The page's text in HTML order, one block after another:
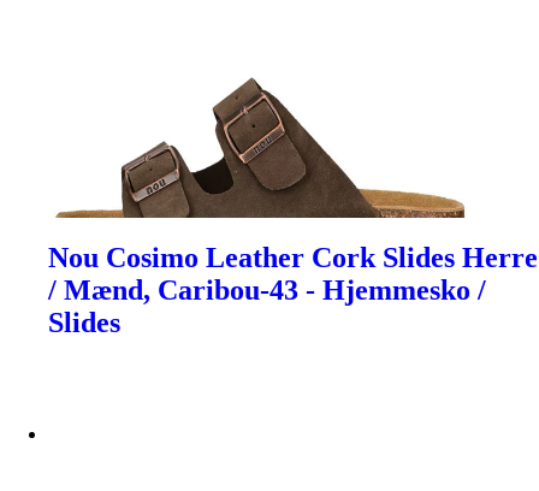
Nou Cosimo Leather Cork Slides Herre
/ Mænd, Caribou-43 - Hjemmesko /
Slides